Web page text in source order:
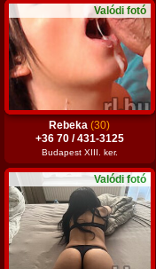
Valódi fotó
Rebeka(30)
+36 70 / 431-3125
Budapest XIII. ker.
Valódi fotó